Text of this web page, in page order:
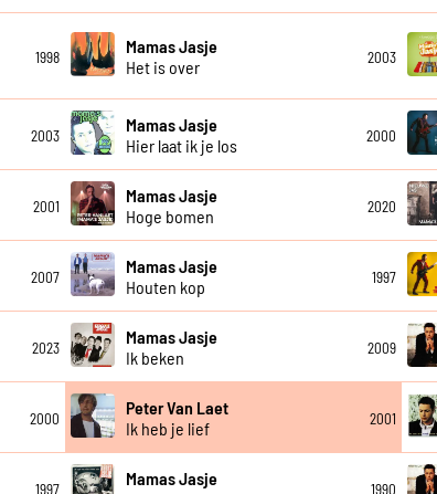
1998
Mamas Jasje
Het is over
2003
2003
Mamas Jasje
Hier laat ik je los
2000
2001
Mamas Jasje
Hoge bomen
2020
2007
Mamas Jasje
Houten kop
1997
2023
Mamas Jasje
Ik beken
2009
2000
Peter Van Laet
Ik heb je lief
2001
1997
Mamas Jasje
1990